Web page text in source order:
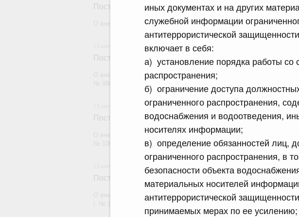
иных документах и на других
служебной информации
антитеррористической
включает в себя:
а) установление порядка работы
распространения;
б) ограничение доступа
ограниченного распространения,
водоснабжения и водоотведения,
носителях информации;
в) определение обязанностей лиц,
ограниченного распространения, в
безопасности объекта
материальных носителей
антитеррористической
принимаемых мерах по ее усилению;
Постановление Правительства Российской Федерации
О внесении изменений в некоторые акты Правительства
Постановление Правительства Российской Федерации
О внесении изменений в постановление Правительства Российской
Постановление Правительства Российской Федерации
О внесении изменений в постановление Правительства Российской
Постановление Правительства Российской Федерации
О внесении изменений в постановление Правительства Российской